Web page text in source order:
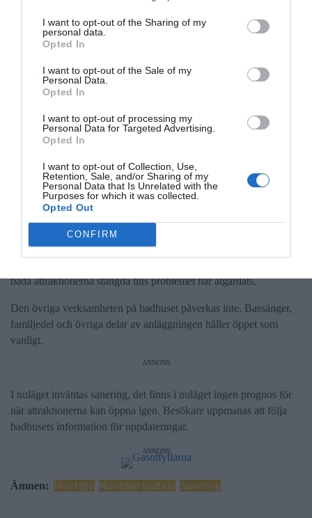
I want to opt-out of the Sharing of my
personal data.
Opted In
I want to opt-out of the Sale of my
Personal Data.
Opted In
I want to opt-out of processing my
Personal Data for Targeted Advertising.
Opted In
I want to opt-out of Collection, Use,
Retention, Sale, and/or Sharing of my
Personal Data that Is Unrelated with the
Purposes for which it was collected.
Opted Out
CONFIRM
Besökare på Norrtälje badhus får tills vidare klara sig utan
vattenrutschkanan och hopplagunen. Båda attraktionerna
har stängts av på grund av glassplitter
Enligt Norrtälje kommun har glassplitter upptäckts i anslutning till
båda attraktionerna stängda tills problemet har åtgärdats.
Den övriga verksamheten på badhuset påverkas inte. Bassänger,
familjedel och övriga delar av anläggningen håller öppet som
vanligt.
ANNONS
I nuläget inväntas sanering, det finns i nuläget ingen prognos för
när attraktionerna kan öppna igen. Besökare uppmanas att följa
badhusets information för uppdateringar.
ANNONS
Ämnen: Norrtälje Norrtälje badhus Sanering